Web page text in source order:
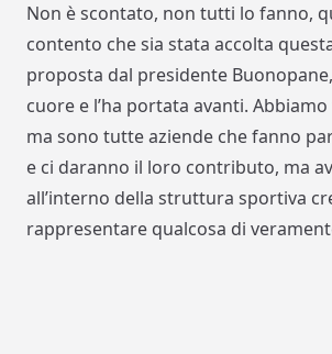
Non è scontato, non tutti lo fanno,
contento che sia stata accolta
proposta dal presidente Buonopane,
cuore e l’ha portata avanti.
ma sono tutte aziende che fanno
e ci daranno il loro contributo, ma
all’interno della struttura sportiva
rappresentare qualcosa di